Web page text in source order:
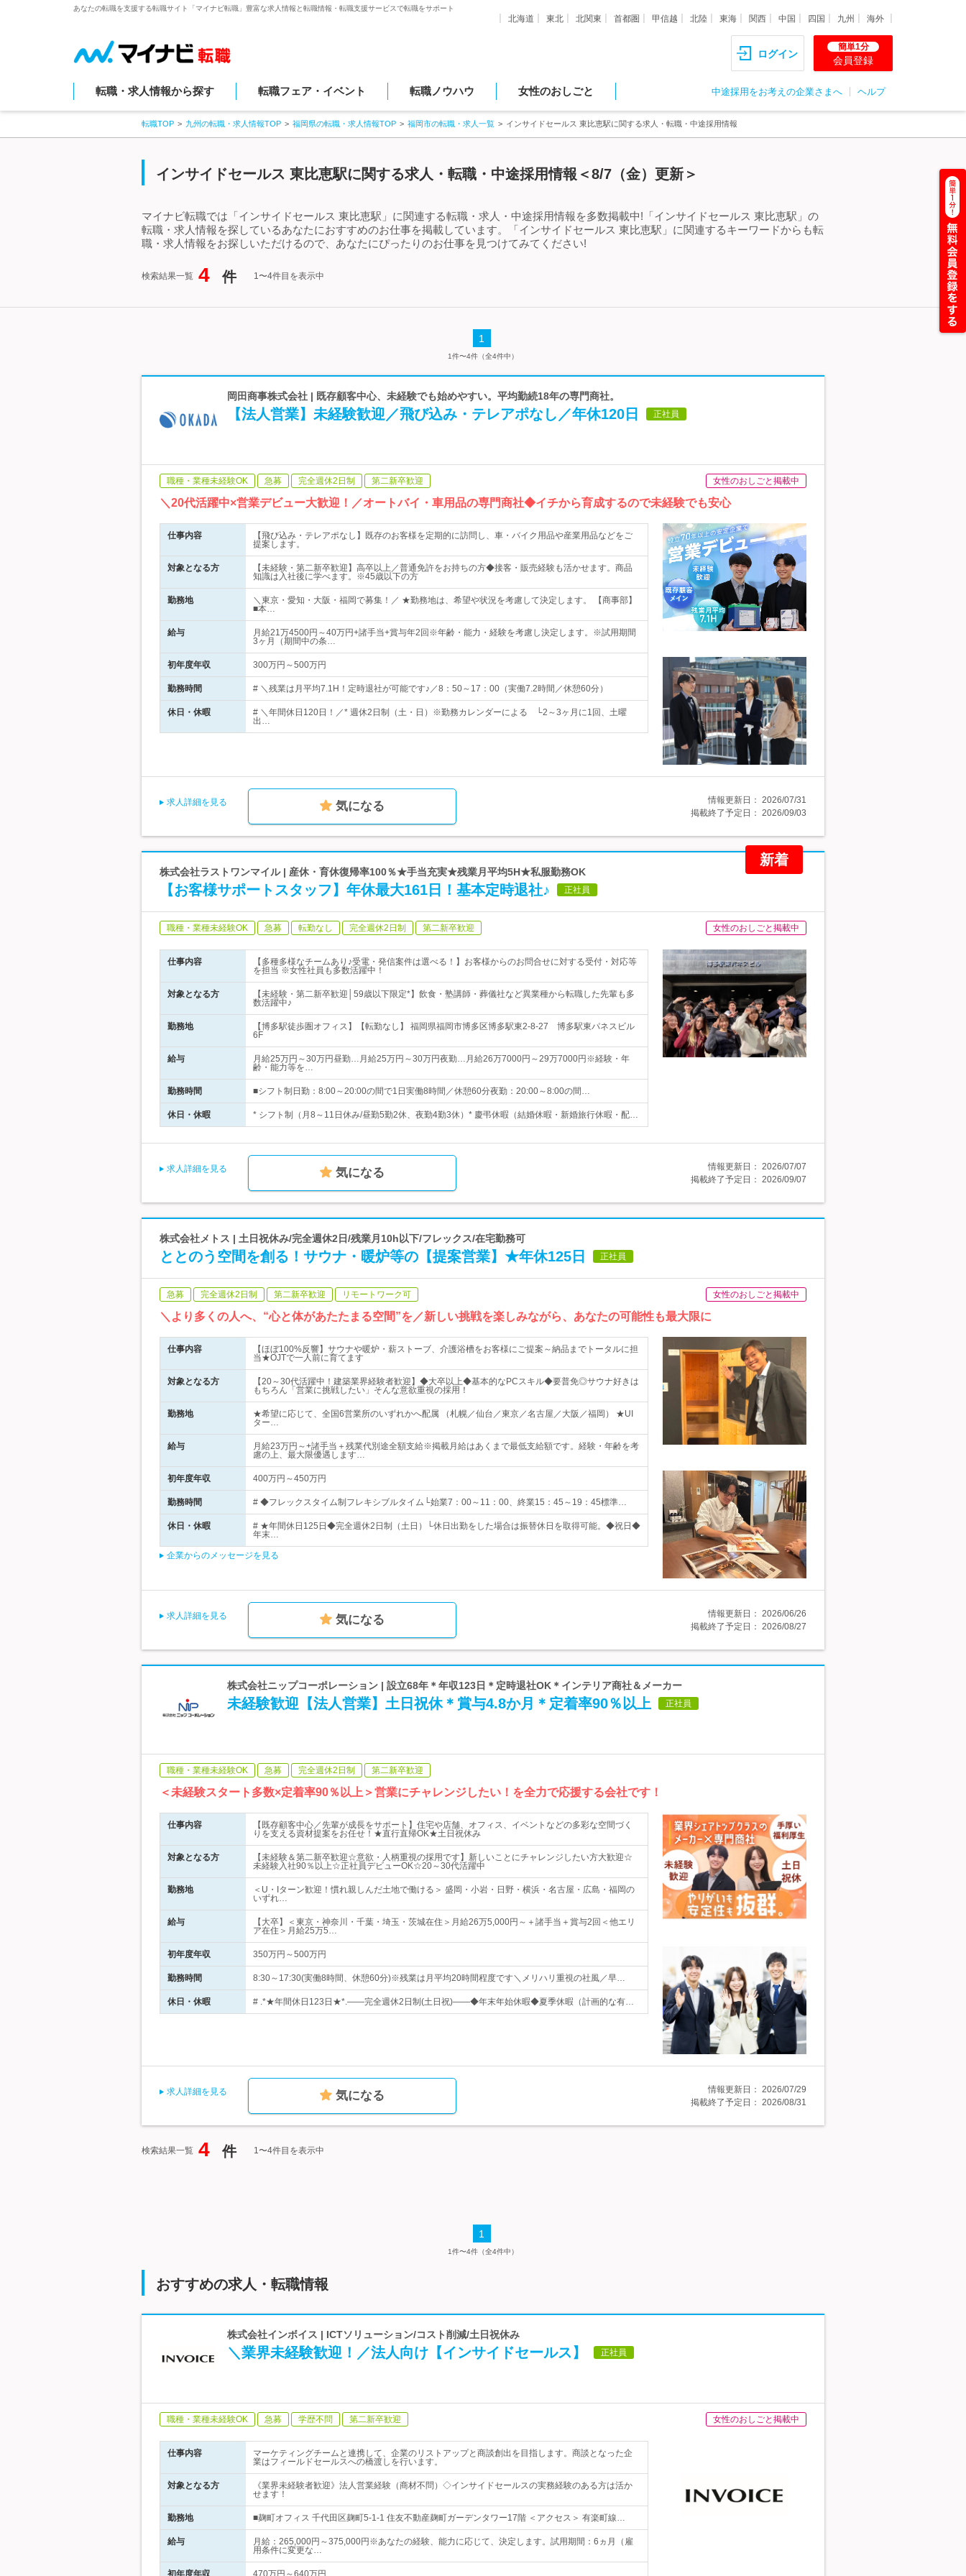
あなたの転職を支援する転職サイト「マイナビ転職」豊富な求人情報と転職情報・転職支援サービスで転職をサポート
北海道 東北 北関東 首都圏 甲信越 北陸 東海 関西 中国 四国 九州 海外
ログイン
簡単1分
会員登録
転職・求人情報から探す 転職フェア・イベント 転職ノウハウ 女性のおしごと 中途採用をお考えの企業さまへ ヘルプ
転職TOP 九州の転職・求人情報TOP 福岡県の転職・求人情報TOP 福岡市の転職・求人一覧 インサイドセールス 東比恵駅に関する求人・転職・中途採用情報
インサイドセールス 東比恵駅に関する求人・転職・中途採用情報＜8/7（金）更新＞
マイナビ転職では「インサイドセールス 東比恵駅」に関連する転職・求人・中途採用情報を多数掲載中!「インサイドセールス 東比恵駅」の
転職・求人情報を探しているあなたにおすすめのお仕事を掲載しています。「インサイドセールス 東比恵駅」に関連するキーワードからも転
職・求人情報をお探しいただけるので、あなたにぴったりのお仕事を見つけてみてください!
検索結果一覧 4 件 1〜4件目を表示中
1
1件〜4件（全4件中）
岡田商事株式会社 | 既存顧客中心、未経験でも始めやすい。平均勤続18年の専門商社。
【法人営業】未経験歓迎／飛び込み・テレアポなし／年休120日 正社員
職種・業種未経験OK 急募 完全週休2日制 第二新卒歓迎 女性のおしごと掲載中
＼20代活躍中×営業デビュー大歓迎！／オートバイ・車用品の専門商社◆イチから育成するので未経験でも安心
仕事内容
【飛び込み・テレアポなし】既存のお客様を定期的に訪問し、車・バイク用品や産業用品などをご
提案します。
対象となる方
【未経験・第二新卒歓迎】高卒以上／普通免許をお持ちの方◆接客・販売経験も活かせます。商品
知識は入社後に学べます。※45歳以下の方
勤務地
＼東京・愛知・大阪・福岡で募集！／ ★勤務地は、希望や状況を考慮して決定します。 【商事部】
■本…
給与
月給21万4500円～40万円+諸手当+賞与年2回※年齢・能力・経験を考慮し決定します。※試用期間
3ヶ月（期間中の条…
初年度年収 300万円～500万円
勤務時間 # ＼残業は月平均7.1H！定時退社が可能です♪／8：50～17：00（実働7.2時間／休憩60分）
休日・休暇
# ＼年間休日120日！／* 週休2日制（土・日）※勤務カレンダーによる └2～3ヶ月に1回、土曜
出…
求人詳細を見る 気になる 情報更新日： 2026/07/31
掲載終了予定日： 2026/09/03
新着
株式会社ラストワンマイル | 産休・育休復帰率100％★手当充実★残業月平均5H★私服勤務OK
【お客様サポートスタッフ】年休最大161日！基本定時退社♪ 正社員
職種・業種未経験OK 急募 転勤なし 完全週休2日制 第二新卒歓迎 女性のおしごと掲載中
仕事内容
【多種多様なチームあり♪受電・発信案件は選べる！】お客様からのお問合せに対する受付・対応等
を担当 ※女性社員も多数活躍中！
対象となる方
【未経験・第二新卒歓迎│59歳以下限定*】飲食・塾講師・葬儀社など異業種から転職した先輩も多
数活躍中♪
勤務地
【博多駅徒歩圏オフィス】【転勤なし】 福岡県福岡市博多区博多駅東2-8-27 博多駅東パネスビル
6F
給与
月給25万円～30万円昼勤…月給25万円～30万円夜勤…月給26万7000円～29万7000円※経験・年
齢・能力等を…
勤務時間 ■シフト制日勤：8:00～20:00の間で1日実働8時間／休憩60分夜勤：20:00～8:00の間…
休日・休暇 * シフト制（月8～11日休み/昼勤5勤2休、夜勤4勤3休）* 慶弔休暇（結婚休暇・新婚旅行休暇・配…
求人詳細を見る 気になる 情報更新日： 2026/07/07
掲載終了予定日： 2026/09/07
株式会社メトス | 土日祝休み/完全週休2日/残業月10h以下/フレックス/在宅勤務可
ととのう空間を創る！サウナ・暖炉等の【提案営業】★年休125日 正社員
急募 完全週休2日制 第二新卒歓迎 リモートワーク可 女性のおしごと掲載中
＼より多くの人へ、“心と体があたたまる空間”を／新しい挑戦を楽しみながら、あなたの可能性も最大限に
仕事内容
【ほぼ100%反響】サウナや暖炉・薪ストーブ、介護浴槽をお客様にご提案～納品までトータルに担
当★OJTで一人前に育てます
対象となる方
【20～30代活躍中！建築業界経験者歓迎】◆大卒以上◆基本的なPCスキル◆要普免◎サウナ好きは
もちろん「営業に挑戦したい」そんな意欲重視の採用！
勤務地
★希望に応じて、全国6営業所のいずれかへ配属 （札幌／仙台／東京／名古屋／大阪／福岡） ★UI
ター…
給与
月給23万円～+諸手当＋残業代別途全額支給※掲載月給はあくまで最低支給額です。経験・年齢を考
慮の上、最大限優遇します…
初年度年収 400万円～450万円
勤務時間 # ◆フレックスタイム制フレキシブルタイム└始業7：00～11：00、終業15：45～19：45標準…
休日・休暇
# ★年間休日125日◆完全週休2日制（土日）└休日出勤をした場合は振替休日を取得可能。◆祝日◆
年末…
企業からのメッセージを見る
求人詳細を見る 気になる 情報更新日： 2026/06/26
掲載終了予定日： 2026/08/27
株式会社ニップコーポレーション | 設立68年＊年収123日＊定時退社OK＊インテリア商社＆メーカー
未経験歓迎【法人営業】土日祝休＊賞与4.8か月＊定着率90％以上 正社員
職種・業種未経験OK 急募 完全週休2日制 第二新卒歓迎
＜未経験スタート多数×定着率90％以上＞営業にチャレンジしたい！を全力で応援する会社です！
仕事内容
【既存顧客中心／先輩が成長をサポート】住宅や店舗、オフィス、イベントなどの多彩な空間づく
りを支える資材提案をお任せ！★直行直帰OK★土日祝休み
対象となる方
【未経験＆第二新卒歓迎☆意欲・人柄重視の採用です】新しいことにチャレンジしたい方大歓迎☆
未経験入社90％以上☆正社員デビューOK☆20～30代活躍中
勤務地
＜U・Iターン歓迎！慣れ親しんだ土地で働ける＞ 盛岡・小岩・日野・横浜・名古屋・広島・福岡の
いずれ…
給与
【大卒】＜東京・神奈川・千葉・埼玉・茨城在住＞月給26万5,000円～＋諸手当＋賞与2回＜他エリ
ア在住＞月給25万5…
初年度年収 350万円～500万円
勤務時間 8:30～17:30(実働8時間、休憩60分)※残業は月平均20時間程度です＼メリハリ重視の社風／早…
休日・休暇 # .*★年間休日123日★*.――完全週休2日制(土日祝)――◆年末年始休暇◆夏季休暇（計画的な有…
求人詳細を見る 気になる 情報更新日： 2026/07/29
掲載終了予定日： 2026/08/31
検索結果一覧 4 件 1〜4件目を表示中
1
1件〜4件（全4件中）
おすすめの求人・転職情報
株式会社インボイス | ICTソリューション/コスト削減/土日祝休み
＼業界未経験歓迎！／法人向け【インサイドセールス】 正社員
職種・業種未経験OK 急募 学歴不問 第二新卒歓迎 女性のおしごと掲載中
仕事内容
マーケティングチームと連携して、企業のリストアップと商談創出を目指します。商談となった企
業はフィールドセールスへの橋渡しを行います。
対象となる方
《業界未経験者歓迎》法人営業経験（商材不問）◇インサイドセールスの実務経験のある方は活か
せます！
勤務地 ■麹町オフィス 千代田区麹町5-1-1 住友不動産麹町ガーデンタワー17階 ＜アクセス＞ 有楽町線…
給与
月給：265,000円～375,000円※あなたの経験、能力に応じて、決定します。試用期間：6ヵ月（雇
用条件に変更な…
初年度年収 470万円～640万円